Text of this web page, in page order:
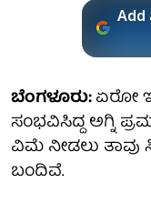
Add
ಬೆಂಗಳೂರು:ಏರೋ
ಸಂಭವಿಸಿದ್ದ ಅಗ್ನಿ
ವಿಮೆ ನೀಡಲು ತಾವು
ಬಂದಿವೆ.